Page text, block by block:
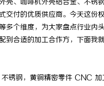
壳、咖啡机外壳铝合金、不
交付的优质供应商。今天这
多个维度，为大家盘点行业
到合适的加工合作方，下面
锈钢，黄铜精密零件 CNC